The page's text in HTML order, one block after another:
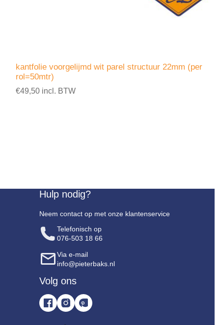
kantfolie voorgelijmd wit parel structuur 22mm (per
rol=50mtr)
€49,50 incl. BTW
Hulp nodig?
Neem contact op met onze klantenservice
Telefonisch op
076-503 18 66
Via e-mail
info@pieterbaks.nl
Volg ons